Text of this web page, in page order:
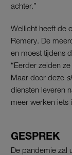
achter.”
Wellicht heeft de
Remery. De
en moest tijdens
“Eerder zeiden
Maar door deze
diensten leveren
meer werken iets
GESPREK
De pandemie zal